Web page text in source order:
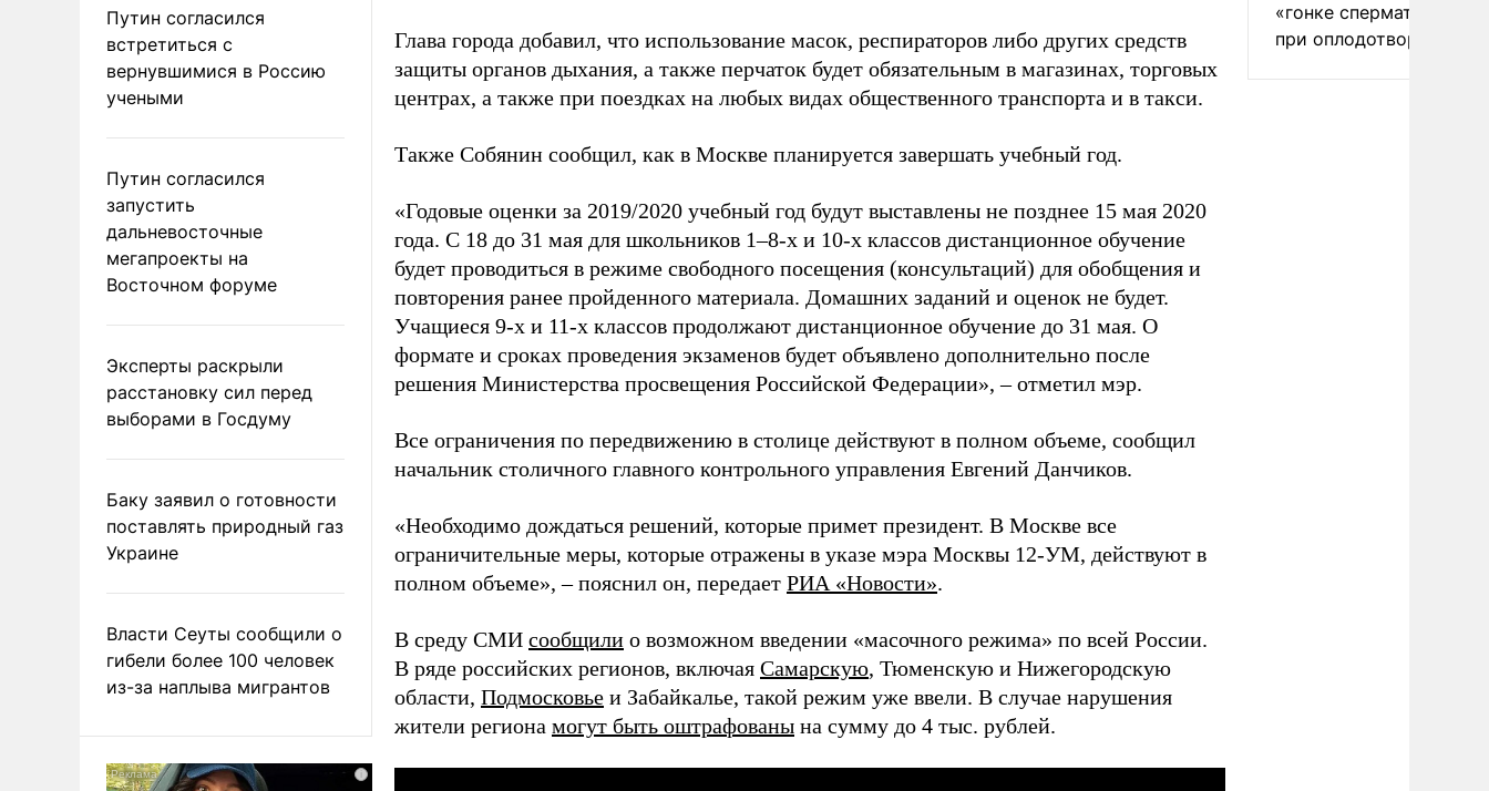
Путин согласился
встретиться с
вернувшимися в Россию
учеными
Путин согласился
запустить
дальневосточные
мегапроекты на
Восточном форуме
Эксперты раскрыли
расстановку сил перед
выборами в Госдуму
Баку заявил о готовности
поставлять природный газ
Украине
Власти Сеуты сообщили о
гибели более 100 человек
из-за наплыва мигрантов
Глава города добавил, что использование масок, респираторов либо других средств
защиты органов дыхания, а также перчаток будет обязательным в магазинах, торговых
центрах, а также при поездках на любых видах общественного транспорта и в такси.
Также Собянин сообщил, как в Москве планируется завершать учебный год.
«Годовые оценки за 2019/2020 учебный год будут выставлены не позднее 15 мая 2020
года. С 18 до 31 мая для школьников 1–8-х и 10-х классов дистанционное обучение
будет проводиться в режиме свободного посещения (консультаций) для обобщения и
повторения ранее пройденного материала. Домашних заданий и оценок не будет.
Учащиеся 9-х и 11-х классов продолжают дистанционное обучение до 31 мая. О
формате и сроках проведения экзаменов будет объявлено дополнительно после
решения Министерства просвещения Российской Федерации», – отметил мэр.
Все ограничения по передвижению в столице действуют в полном объеме, сообщил
начальник столичного главного контрольного управления Евгений Данчиков.
«Необходимо дождаться решений, которые примет президент. В Москве все
ограничительные меры, которые отражены в указе мэра Москвы 12-УМ, действуют в
полном объеме», – пояснил он, передает РИА «Новости».
В среду СМИ сообщили о возможном введении «масочного режима» по всей России.
В ряде российских регионов, включая Самарскую, Тюменскую и Нижегородскую
области, Подмосковье и Забайкалье, такой режим уже ввели. В случае нарушения
жители региона могут быть оштрафованы на сумму до 4 тыс. рублей.
«гонке
при оплодотворении